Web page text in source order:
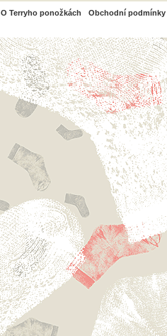
O Terryho ponožkách Obchodní podmínky
PayPal